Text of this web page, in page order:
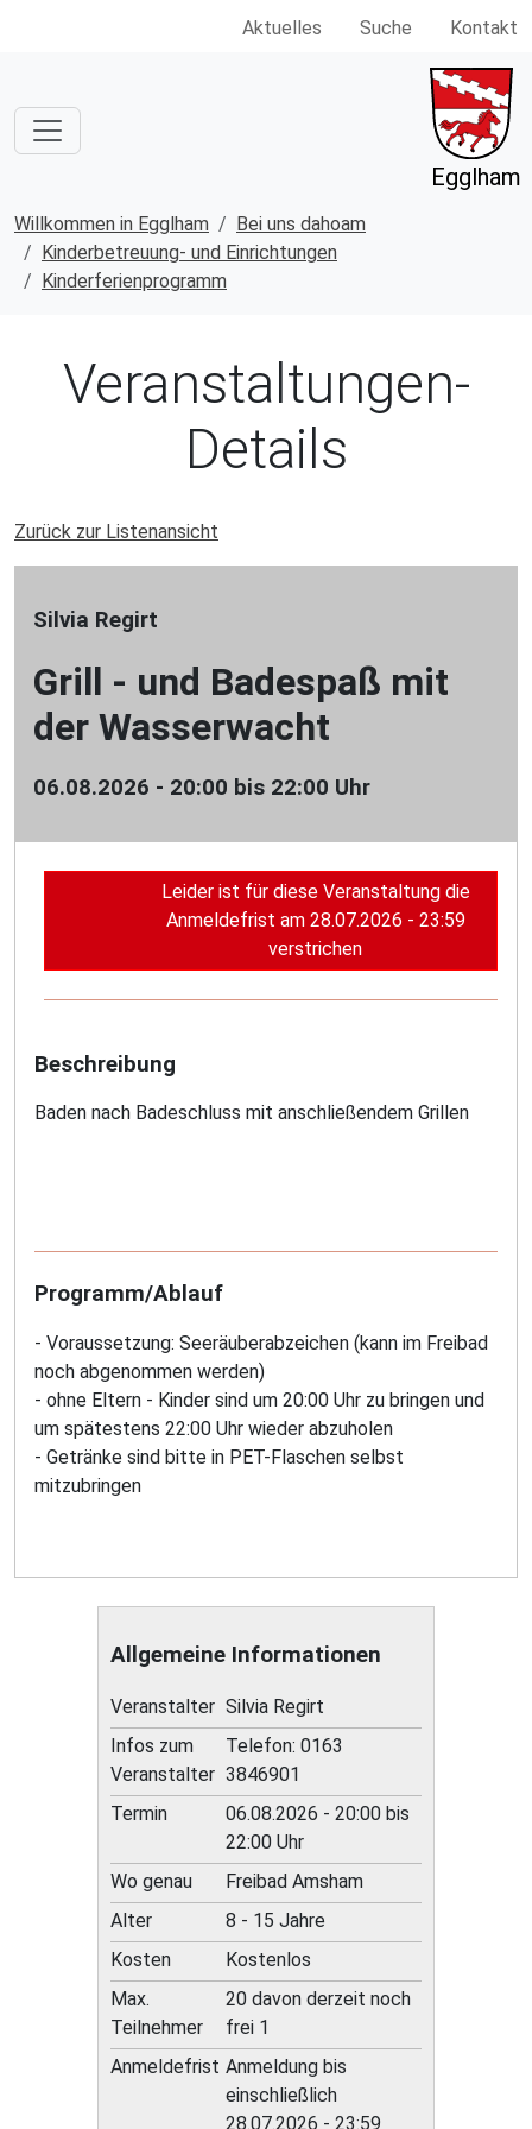
Aktuelles Suche Kontakt
Egglham
Willkommen in Egglham
Bei uns dahoam
Kinderbetreuung- und Einrichtungen
Kinderferienprogramm
Veranstaltungen-
Details
Zurück zur Listenansicht
Silvia Regirt
Grill - und Badespaß mit
der Wasserwacht
06.08.2026 - 20:00 bis 22:00 Uhr
Leider ist für diese Veranstaltung die
Anmeldefrist am 28.07.2026 - 23:59
verstrichen
Beschreibung
Baden nach Badeschluss mit anschließendem Grillen
Programm/Ablauf
- Voraussetzung: Seeräuberabzeichen (kann im Freibad
noch abgenommen werden)
- ohne Eltern - Kinder sind um 20:00 Uhr zu bringen und
um spätestens 22:00 Uhr wieder abzuholen
- Getränke sind bitte in PET-Flaschen selbst
mitzubringen
Allgemeine Informationen
Veranstalter Silvia Regirt
Infos zum
Veranstalter
Telefon: 0163
3846901
Termin
06.08.2026 - 20:00 bis
22:00 Uhr
Wo genau
Freibad Amsham
Alter
8 - 15 Jahre
Kosten
Kostenlos
Max.
Teilnehmer
20 davon derzeit noch
frei 1
Anmeldefrist Anmeldung bis
einschließlich
28.07.2026 - 23:59